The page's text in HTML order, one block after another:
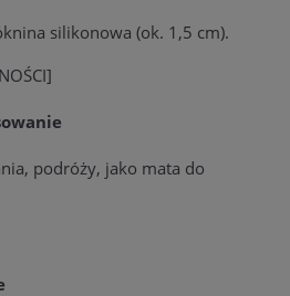
silikonowa (ok. 1,5 cm).
podróży, jako mata do